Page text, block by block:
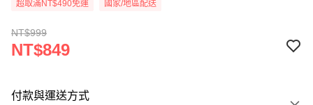
超取滿NT$490免運 國家/地區配送
NT$999
NT$849
付款與運送方式